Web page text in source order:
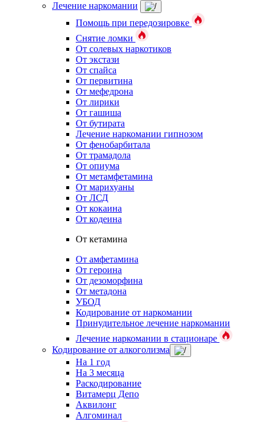
Лечение наркомании
Помощь при передозировке
Снятие ломки
От солевых наркотиков
От экстази
От спайса
От первитина
От мефедрона
От лирики
От гашиша
От бутирата
Лечение наркомании гипнозом
От фенобарбитала
От трамадола
От опиума
От метамфетамина
От марихуаны
От ЛСД
От кокаина
От кодеина
От кетамина
От амфетамина
От героина
От дезоморфина
От метадона
УБОД
Кодирование от наркомании
Принудительное лечение наркомании
Лечение наркомании в стационаре
Кодирование от алкоголизма
На 1 год
На 3 месяца
Раскодирование
Витамерц Депо
Аквилонг
Алгоминал